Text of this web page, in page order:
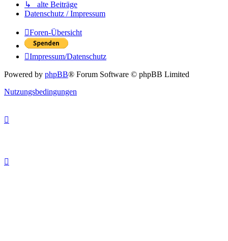
↳ alte Beiträge
Datenschutz / Impressum
Foren-Übersicht
Impressum/Datenschutz
Powered by phpBB® Forum Software © phpBB Limited
Nutzungsbedingungen